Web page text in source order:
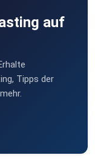
auf
Tipps der